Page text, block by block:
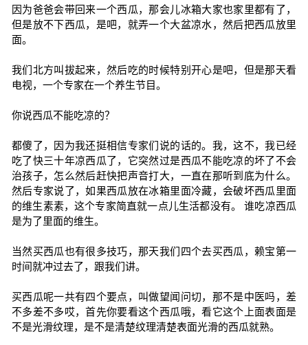
因为爸爸会带回来一个西瓜，那会儿冰箱大家也家里都有了，
但是放不下西瓜，是吧，就弄一个大盆凉水，然后把西瓜放里
面。
我们北方叫拔起来，然后吃的时候特别开心是吧，但是那天看
电视，一个专家在一个养生节目。
你说西瓜不能吃凉的？
都傻了，因为我还挺相信专家们说的话的。我，这不，我已经
吃了快三十年凉西瓜了，它突然过是西瓜不能吃凉的坏了不会
治孩子，怎么然后赶快把声音打大，一直在那听到底为什么。
然后专家说了，如果西瓜放在冰箱里面冷藏，会破坏西瓜里面
的维生素素，这个专家简直就一点儿生活都没有。 谁吃凉西瓜
是为了里面的维生。
当然买西瓜也有很多技巧，那天我们四个去买西瓜，赖宝第一
时间就冲过去了，跟我们讲。
买西瓜呢一共有四个要点，叫做望闻问切，那不是中医吗，差
不多差不多哎，首先你要看这个西瓜哦，看它这个上面表面是
不是光滑纹理，是不是清楚纹理清楚表面光滑的西瓜就熟。